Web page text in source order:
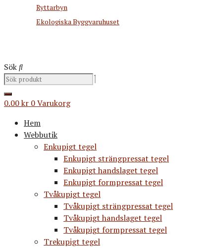
Ryttarbyn
Ekologiska Byggvaruhuset
Sök
0.00kr 0Varukorg
Hem
Webbutik
Enkupigt tegel
Enkupigt strängpressat tegel
Enkupigt handslaget tegel
Enkupigt formpressat tegel
Tvåkupigt tegel
Tvåkupigt strängpressat tegel
Tvåkupigt handslaget tegel
Tvåkupigt formpressat tegel
Trekupigt tegel